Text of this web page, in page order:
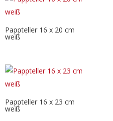
Pappteller 16 x 20 cm
weiß
Pappteller 16 x 23 cm
weiß